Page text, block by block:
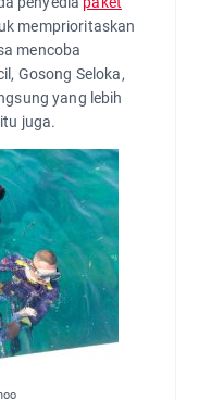
memprioritaskan
mencoba
Gosong Seloka,
yang lebih
juga.